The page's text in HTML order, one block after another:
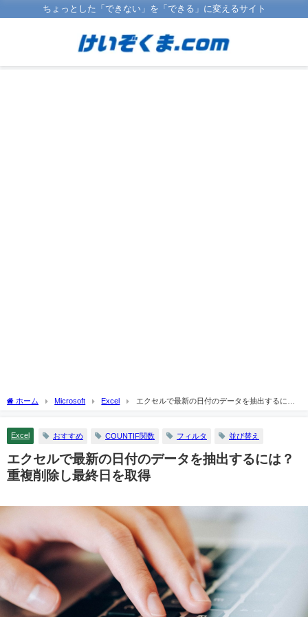
ちょっとした「できない」を「できる」に変えるサイト
ホーム Microsoft Excel
エクセルで最新の日付のデータを抽出するに
Excel おすすめ COUNTIF関数 フィルタ 並び替え
エクセルで最新の日付のデータを抽出するには？
重複削除し最終日を取得